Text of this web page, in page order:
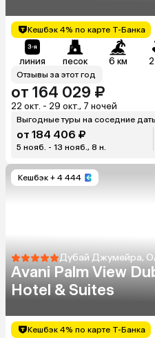
Кешбэк 4% по карте Т-Банка
линия песок 6 км
Отзывы за этот год
от 164 029 ₽
22 окт. - 29 окт., 7 ночей
Выгодные туры на соседние
от 184 406 ₽
5 нояб. - 13 нояб., 8 н.
Кешбэк + 4 444
Дубай Джумейра,
Avani Palm View
Hotel & Suites
Кешбэк 4% по карте Т-Банка